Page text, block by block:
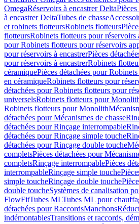
OmegaRéservoirs à encastrer Delta
à encastrer DeltaTubes de chasse
et robinets flotteursRobinets flotteurs
flotteursRobinets flotteurs pour réservoirs
pour Robinets flotteurs pour réservoirs
pour réservoirs à encastrerPièces
pour réservoirs à encastrerRobinets
céramiquePièces détachées pour
en céramiqueRobinets flotteurs pour
détachées pour Robinets flotteurs pour
universelsRobinets flotteurs pour
Robinets flotteurs pour Monolith
détachées pour Mécanismes de chasse
détachées pour Rinçage interrompable
détachées pour Rinçage simple touche
détachées pour Rinçage double touche
completsPièces détachées pour
completsRinçage interrompablePièces
interrompableRinçage simple touche
simple toucheRinçage double touche
double toucheSystèmes de canalisation
FlowFitTubes MLTubes ML pour
détachées pour RaccordsManchons
indémontablesTransitions et raccords,